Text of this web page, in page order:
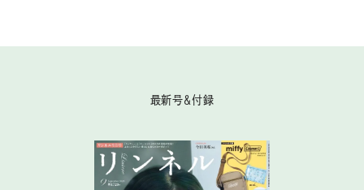
最新号＆付録